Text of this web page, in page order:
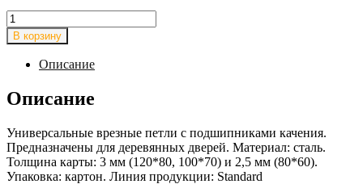
Количество
товара
Петля
Apecs
120*80-
B4-
Steel-
В корзину
Описание
Описание
Универсальные врезные петли с подшипниками качения.
Предназначены для деревянных дверей. Материал: сталь.
Толщина карты: 3 мм (120*80, 100*70) и 2,5 мм (80*60).
Упаковка: картон. Линия продукции: Standard